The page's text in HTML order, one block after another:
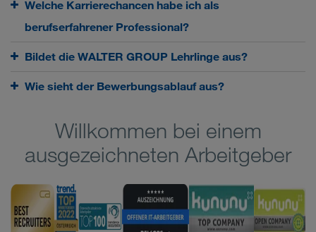
Welche Karrierechancen habe ich als
berufserfahrener Professional?
Bildet die WALTER GROUP Lehrlinge aus?
Wie sieht der Bewerbungsablauf aus?
Willkommen bei einem
ausgezeichneten Arbeitgeber